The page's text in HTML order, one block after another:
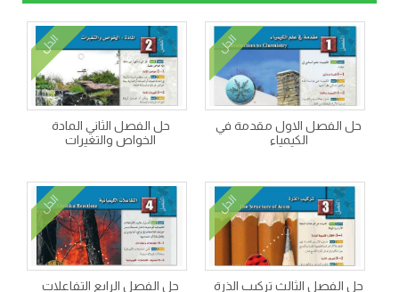
الحل
حل الفصل الاول مقدمة في
الكيمياء
الحل
حل الفصل الثاني المادة
الخواص والتغيرات
الحل
حل الفصل الثالث تركيب الذرة
الحل
حل الفصل الرابع التفاعلات